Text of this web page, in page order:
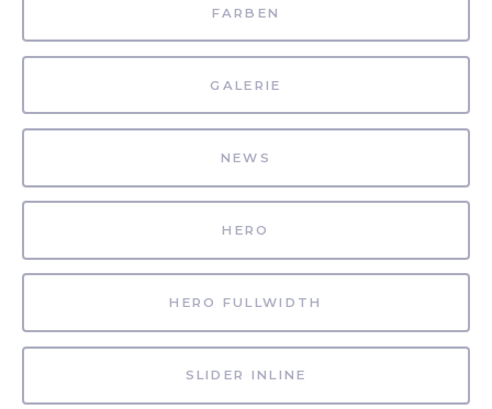
FARBEN
GALERIE
NEWS
HERO
HERO FULLWIDTH
SLIDER INLINE